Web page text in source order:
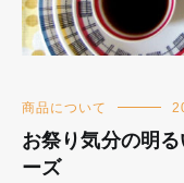
商品について
お祭り気分の明
ーズ